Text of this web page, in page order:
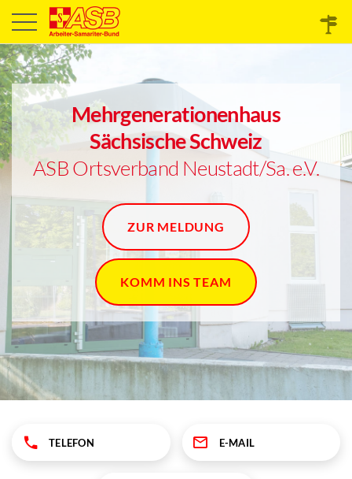
Mehrgenerationenhaus
Sächsische Schweiz
ASB Ortsverband Neustadt/Sa. e.V.
ZUR MELDUNG
KOMM INS TEAM
TELEFON E-MAIL